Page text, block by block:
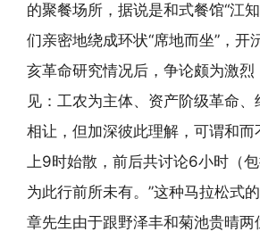
的聚餐场所，据说是和式餐馆“江
们亲密地绕成环状“席地而坐”，开
亥革命研究情况后，争论颇为激烈
见：工农为主体、资产阶级革命
相让，但加深彼此理解，可谓和而
上9时始散，前后共讨论6小时（包
为此行前所未有。”这种马拉松式
章先生由于跟野泽丰和菊池贵晴两